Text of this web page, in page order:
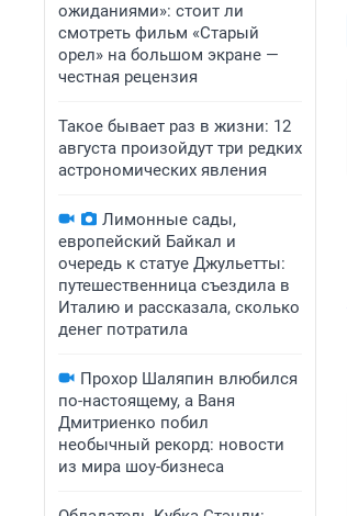
ожиданиями»: стоит ли
смотреть фильм «Старый
орел» на большом экране —
честная рецензия
Такое бывает раз в жизни: 12
августа произойдут три редких
астрономических явления
Лимонные сады,
европейский Байкал и
очередь к статуе Джульетты:
путешественница съездила в
Италию и рассказала, сколько
денег потратила
Прохор Шаляпин влюбился
по-настоящему, а Ваня
Дмитриенко побил
необычный рекорд: новости
из мира шоу-бизнеса